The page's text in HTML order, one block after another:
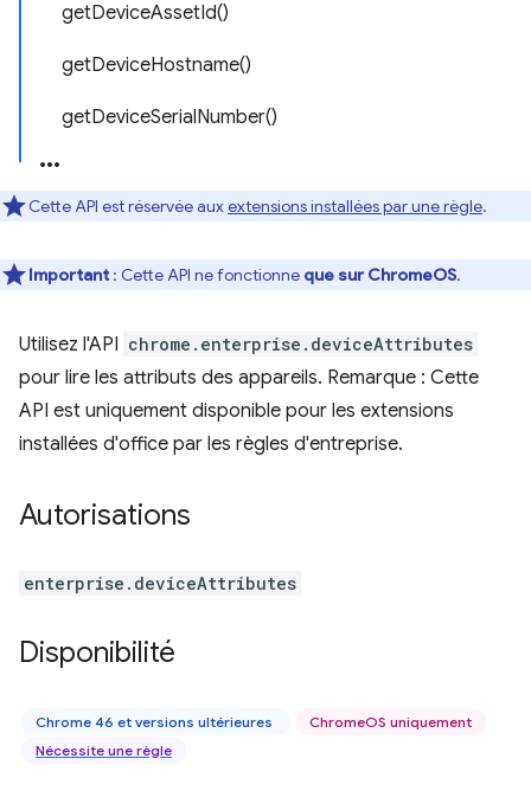
getDeviceAssetId()
getDeviceHostname()
getDeviceSerialNumber()
Cette API est réservée auxextensions installées par une règle.
Important : Cette API ne fonctionne que sur ChromeOS.
Utilisez l'API chrome.enterprise.deviceAttributes
pour lire les attributs des appareils. Remarque : Cette
API est uniquement disponible pour les extensions
installées d'office par les règles d'entreprise.
Autorisations
enterprise.deviceAttributes
Disponibilité
Chrome 46 et versions ultérieures
ChromeOS uniquement
Nécessite une règle